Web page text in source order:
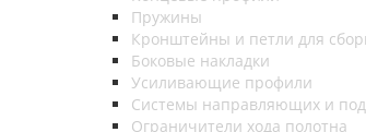
Пружины
Кронштейны и петли для
Боковые накладки
Усиливающие профили
Системы направляющих и
Ограничители хода полотна